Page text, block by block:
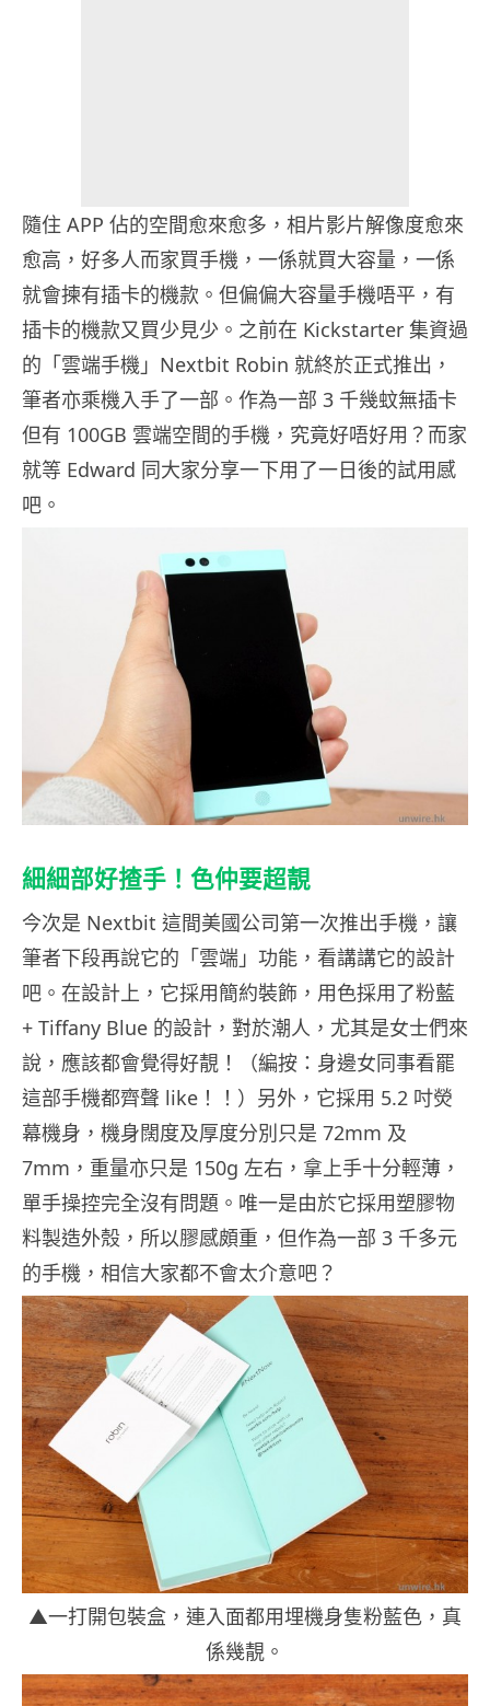
隨住 APP 佔的空間愈來愈多，相片影片解像度愈來
愈高，好多人而家買手機，一係就買大容量，一係
就會揀有插卡的機款。但偏偏大容量手機唔平，有
插卡的機款又買少見少。之前在 Kickstarter 集資過
的「雲端手機」Nextbit Robin 就終於正式推出，
筆者亦乘機入手了一部。作為一部 3 千幾蚊無插卡
但有 100GB 雲端空間的手機，究竟好唔好用？而家
就等 Edward 同大家分享一下用了一日後的試用感
吧。
細細部好揸手！色仲要超靚
今次是 Nextbit 這間美國公司第一次推出手機，讓
筆者下段再說它的「雲端」功能，看講講它的設計
吧。在設計上，它採用簡約裝飾，用色採用了粉藍
+ Tiffany Blue 的設計，對於潮人，尤其是女士們來
說，應該都會覺得好靚！（編按：身邊女同事看罷
這部手機都齊聲 like！！）另外，它採用 5.2 吋熒
幕機身，機身闊度及厚度分別只是 72mm 及
7mm，重量亦只是 150g 左右，拿上手十分輕薄，
單手操控完全沒有問題。唯一是由於它採用塑膠物
料製造外殼，所以膠感頗重，但作為一部 3 千多元
的手機，相信大家都不會太介意吧？
▲一打開包裝盒，連入面都用埋機身隻粉藍色，真
係幾靚。